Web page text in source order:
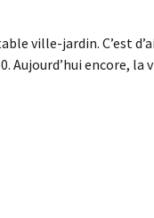
ville-jardin. C’est
Aujourd’hui encore, la